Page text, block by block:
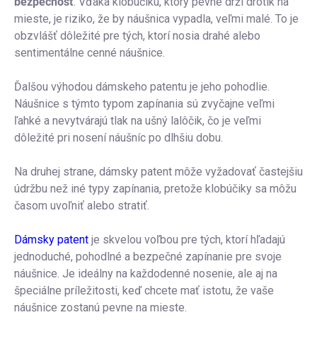
mieste, je riziko, že by náušnica vypadla, veľmi malé. To je
obzvlášť dôležité pre tých, ktorí nosia drahé alebo
sentimentálne cenné náušnice.
Ďalšou výhodou dámskeho patentu je jeho pohodlie.
Náušnice s týmto typom zapínania sú zvyčajne veľmi
ľahké a nevytvárajú tlak na ušný lalôčik, čo je veľmi
dôležité pri nosení náušníc po dlhšiu dobu.
Na druhej strane, dámsky patent môže vyžadovať častejšiu
údržbu než iné typy zapínania, pretože klobúčiky sa môžu
časom uvoľniť alebo stratiť.
Dámsky patent je skvelou voľbou pre tých, ktorí hľadajú
jednoduché, pohodlné a bezpečné zapínanie pre svoje
náušnice. Je ideálny na každodenné nosenie, ale aj na
špeciálne príležitosti, keď chcete mať istotu, že vaše
náušnice zostanú pevne na mieste.